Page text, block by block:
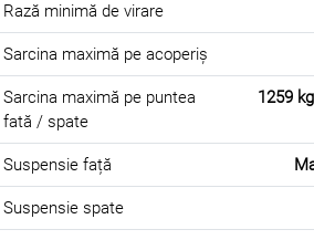
Rază minimă de virare
Sarcina maximă pe acoperiș
Sarcina maximă pe puntea
fată / spate
1259
Suspensie față
Suspensie spate